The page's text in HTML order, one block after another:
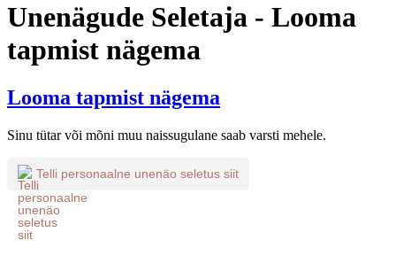
Unenägude Seletaja - Looma
tapmist nägema
Looma tapmist nägema
Sinu tütar või mõni muu naissugulane saab varsti mehele.
Telli personaalne unenäo seletus siit